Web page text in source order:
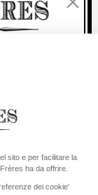
Chiudi
Stati Uniti